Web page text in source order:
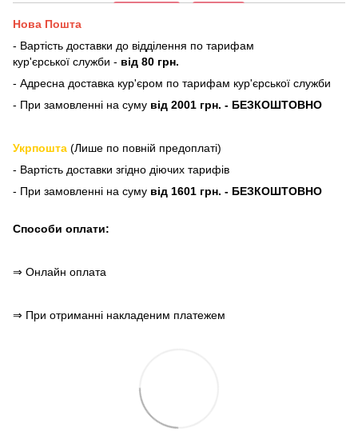
Нова Пошта
- Вартість доставки до відділення по тарифам
кур'єрської служби - від 80 грн.
- Адресна доставка кур'єром по тарифам кур'єрської служби
- При замовленні на суму від 2001 грн. - БЕЗКОШТОВНО
Укрпошта (Лише по повній предоплаті)
- Вартість доставки згідно діючих тарифів
- При замовленні на суму від 1601 грн. - БЕЗКОШТОВНО
Способи оплати:
⇒ Онлайн оплата
⇒ При отриманні накладеним платежем